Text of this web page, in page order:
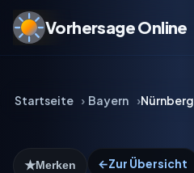
Vorhersage Online
Startseite Bayern Nürnberg
←Zur Übersicht
★Merken